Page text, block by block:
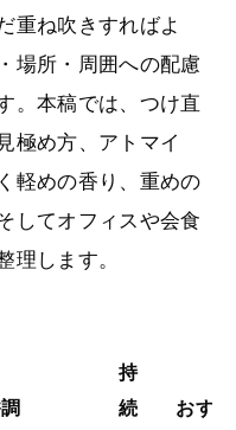
重ね吹きすればよ
場所・周囲への配慮
。本稿では、つけ直
極め方、アトマイ
軽めの香り、重めの
してオフィスや会食
理します。
持
続
おす